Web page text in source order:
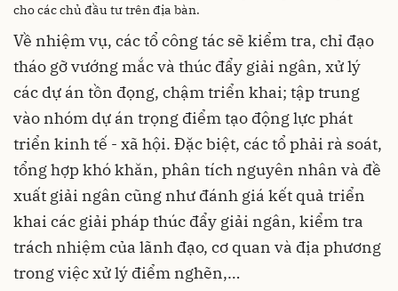
cho các chủ đầu tư trên địa bàn.
Về nhiệm vụ, các tổ công tác sẽ kiểm tra, chỉ đạo
tháo gỡ vướng mắc và thúc đẩy giải ngân, xử lý
các dự án tồn đọng, chậm triển khai; tập trung
vào nhóm dự án trọng điểm tạo động lực phát
triển kinh tế - xã hội. Đặc biệt, các tổ phải rà soát,
tổng hợp khó khăn, phân tích nguyên nhân và đề
xuất giải ngân cũng như đánh giá kết quả triển
khai các giải pháp thúc đẩy giải ngân, kiểm tra
trách nhiệm của lãnh đạo, cơ quan và địa phương
trong việc xử lý điểm nghẽn,…